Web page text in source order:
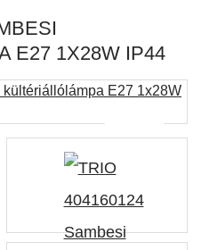
E27 1X28W IP44